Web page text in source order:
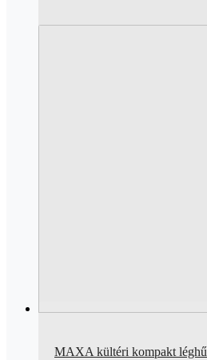
MAXA kültéri kompakt